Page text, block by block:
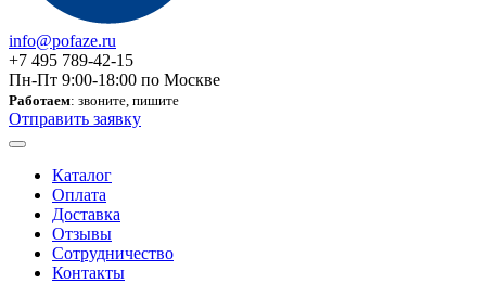
info@pofaze.ru
+7 495 789-42-15
Пн-Пт 9:00-18:00 по Москве
Работаем: звоните, пишите
Отправить заявку
Каталог
Оплата
Доставка
Отзывы
Сотрудничество
Контакты